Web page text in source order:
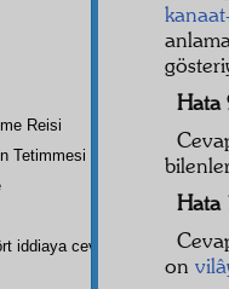
on
Reisi
Tetimmesi
iddiaya cevap